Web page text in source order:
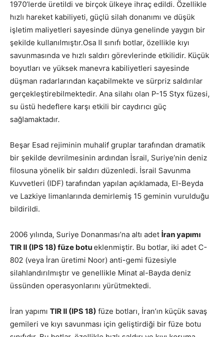
1970’lerde üretildi ve birçok ülkeye ihraç edildi. Özellikle
hızlı hareket kabiliyeti, güçlü silah donanımı ve düşük
işletim maliyetleri sayesinde dünya genelinde yaygın bir
şekilde kullanılmıştır.Osa II sınıfı botlar, özellikle kıyı
savunmasında ve hızlı saldırı görevlerinde etkilidir. Küçük
boyutları ve yüksek manevra kabiliyetleri sayesinde
düşman radarlarından kaçabilmekte ve sürpriz saldırılar
gerçekleştirebilmektedir. Ana silahı olan P-15 Styx füzesi,
su üstü hedeflere karşı etkili bir caydırıcı güç
sağlamaktadır.
Beşar Esad rejiminin muhalif gruplar tarafından dramatik
bir şekilde devrilmesinin ardından İsrail, Suriye’nin deniz
filosuna yönelik bir saldırı düzenledi. İsrail Savunma
Kuvvetleri (IDF) tarafından yapılan açıklamada, El-Beyda
ve Lazkiye limanlarında demirlemiş 15 geminin vurulduğu
bildirildi.
2006 yılında, Suriye Donanması’na altı adet İran yapımı
TIR II (IPS 18) füze botueklenmiştir. Bu botlar, iki adet C-
802 (veya İran üretimi Noor) anti-gemi füzesiyle
silahlandırılmıştır ve genellikle Minat al-Bayda deniz
üssünden operasyonlarını yürütmektedi.
İran yapımı TIR II (IPS 18) füze botları, İran’ın küçük savaş
gemileri ve kıyı savunması için geliştirdiği bir füze botu